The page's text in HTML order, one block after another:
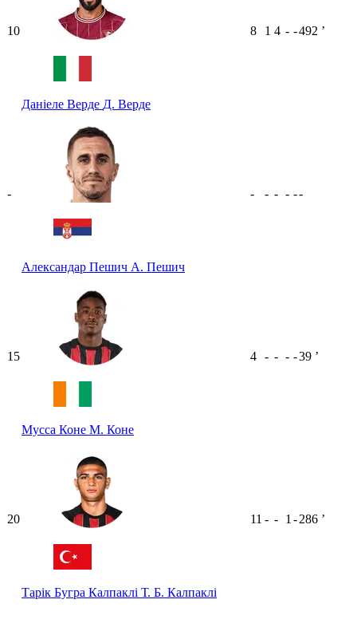
10
Даніеле Верде Д. Верде
8 1 4 - -492 ʼ
-
Александар Пешич А. Пешич
- - - - --
15
Мусса Коне М. Коне
4 - - - -39 ʼ
20
Тарік Бугра Калпаклі Т. Б. Калпаклі
11 - - 1 -286 ʼ